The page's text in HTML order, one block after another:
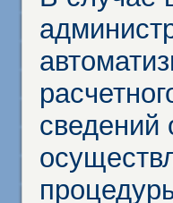
сведений